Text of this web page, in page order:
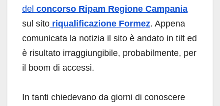
del concorso Ripam Regione Campania
sul sito riqualificazione Formez. Appena
comunicata la notizia il sito è andato in tilt ed
è risultato irraggiungibile, probabilmente, per
il boom di accessi.
In tanti chiedevano da giorni di conoscere